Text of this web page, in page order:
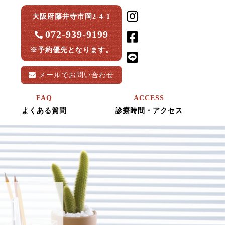
大阪府藤井寺市岡2-4-1
072-939-9199
※予約優先となります。
メールでお問い合わせ
FAQ
よくある質問
ACCESS
診療時間・アクセス